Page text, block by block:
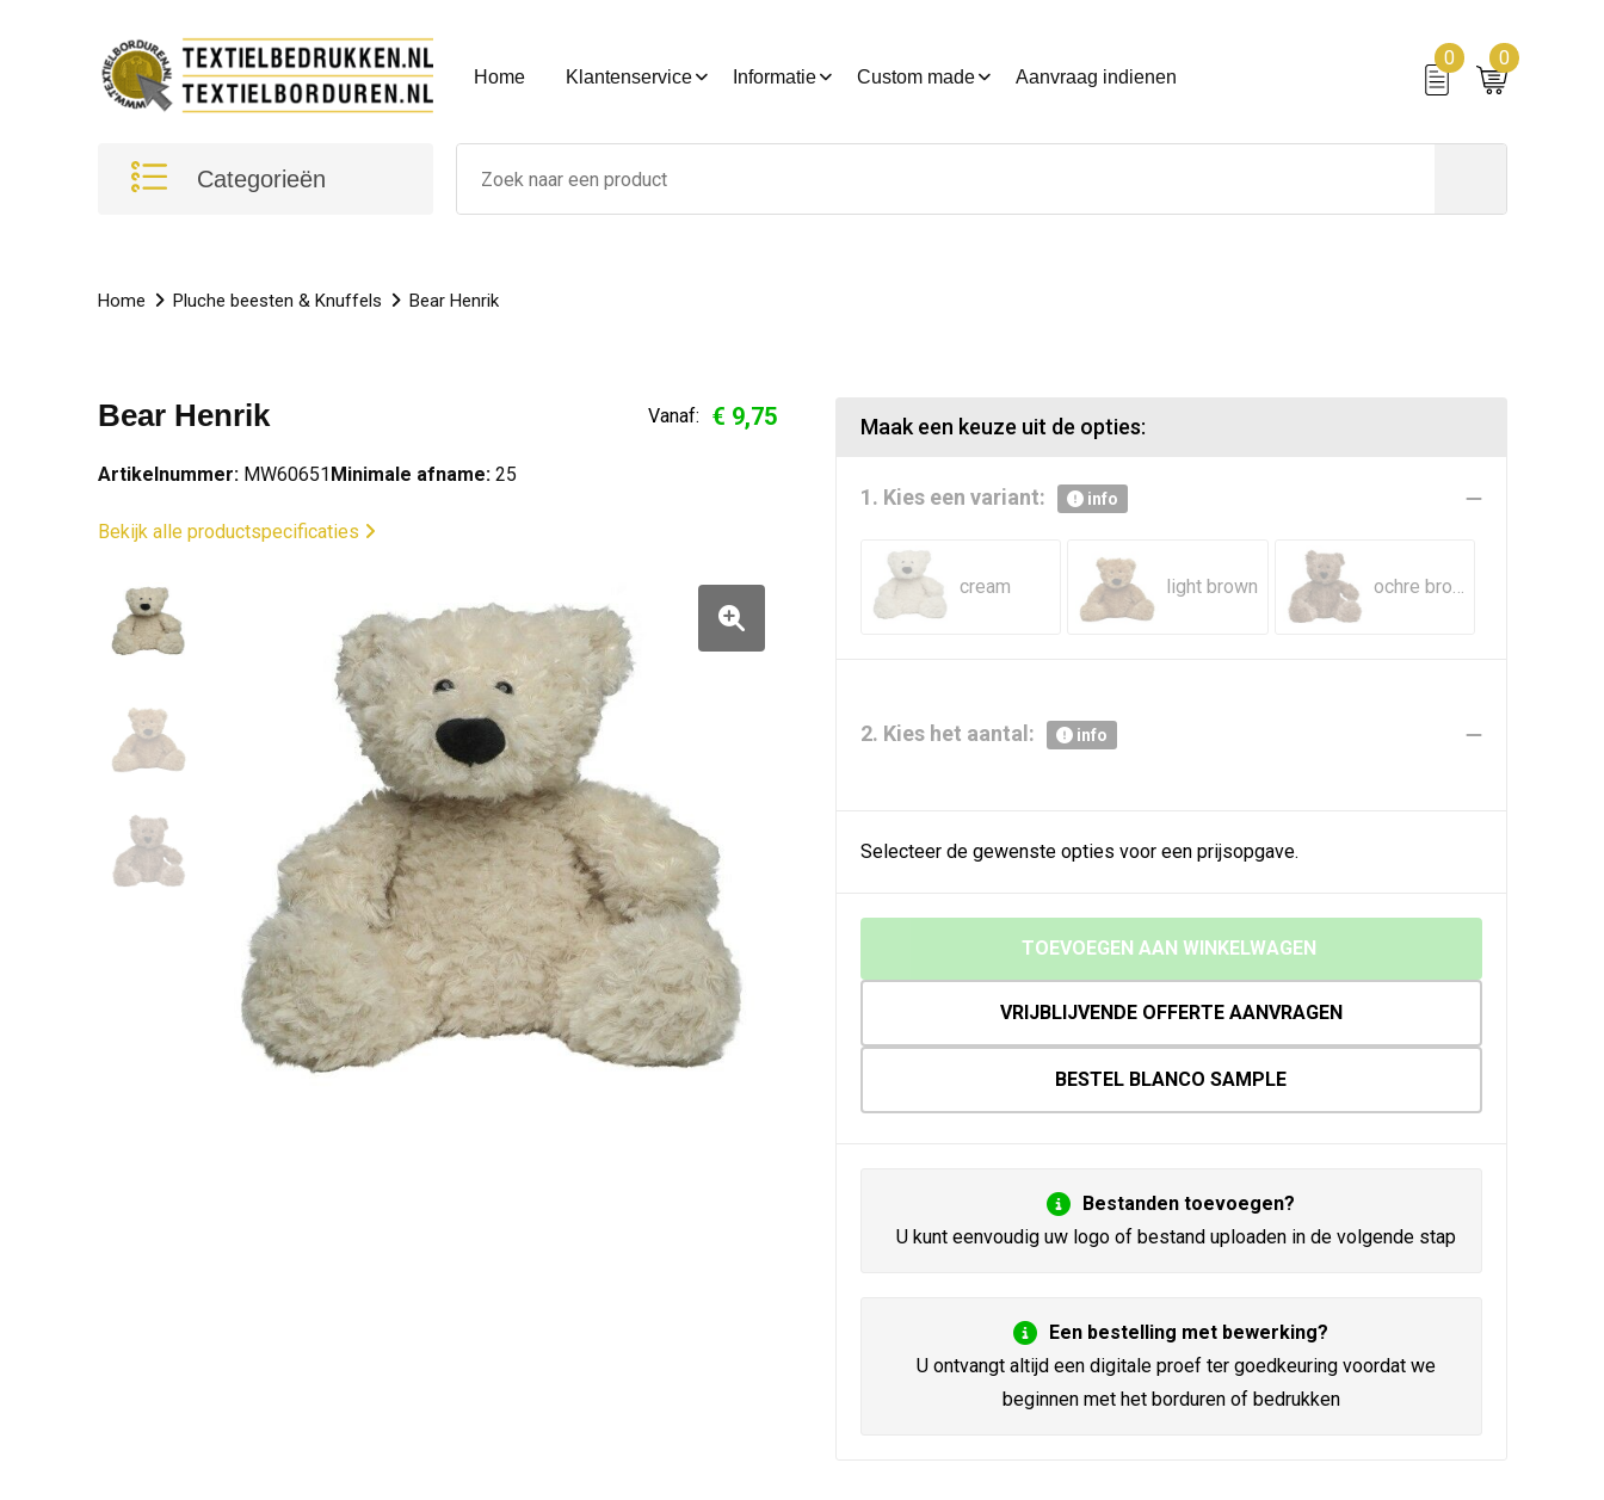
Home Klantenservice Informatie Custom made Aanvraag indienen
0
0
Categorieën
Home Pluche beesten & Knuffels Bear Henrik
Bear Henrik Vanaf: € 9,75
Artikelnummer: MW60651Minimale afname:25
Bekijk alle productspecificaties
Maak een keuze uit de opties:
1. Kies een variant: info
cream light brown ochre brown
2. Kies het aantal: info
Selecteer de gewenste opties voor een prijsopgave.
TOEVOEGEN AAN WINKELWAGEN
VRIJBLIJVENDE OFFERTE AANVRAGEN
BESTEL BLANCO SAMPLE
Bestanden toevoegen?
U kunt eenvoudig uw logo of bestand uploaden in de volgende stap
Een bestelling met bewerking?
U ontvangt altijd een digitale proef ter goedkeuring voordat we
beginnen met het borduren of bedrukken